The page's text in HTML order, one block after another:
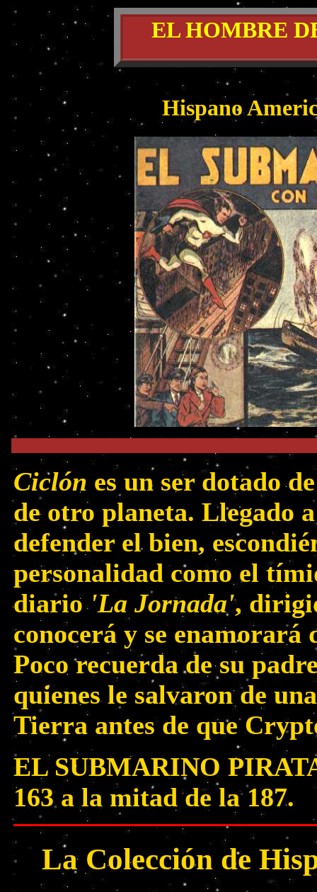
EL HOMBRE
Hispano
Ciclón es un ser dotado
de otro planeta. Llegado
defender el bien,
personalidad como el
diario'La Jornada',
conocerá y se
Poco recuerda de su
quienes le salvaron de
Tierra antes de que
EL SUBMARINO
163 a la mitad de la 187.
La Colección de